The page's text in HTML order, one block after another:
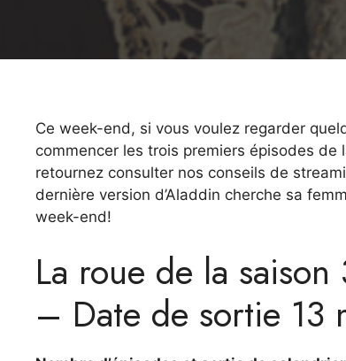
Ce week-end, si vous voulez regarder
commencer les trois premiers épisodes
retournez consulter nos conseils de
dernière version d’Aladdin cherche sa
week-end!
La roue de la
– Date de sortie 13